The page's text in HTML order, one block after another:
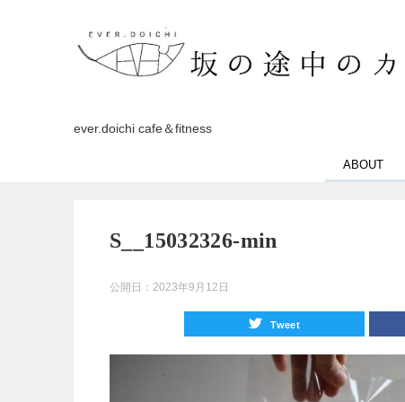
ever.doichi cafe＆fitness
ABOUT
S__15032326-min
公開日： 2023年9月12日
Tweet